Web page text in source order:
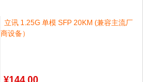
立讯 1.25G 单模 SFP 20KM (兼容主流厂
商设备）
¥144.00